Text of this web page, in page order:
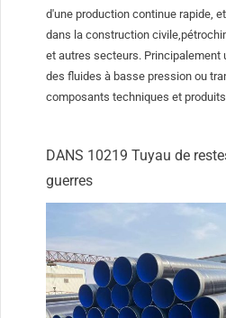
d'une production continue rapide,
dans la construction
et autres secteurs. Principalement
des fluides à basse pression ou
composants techniques et
DANS 10219 Tuyau de
guerres